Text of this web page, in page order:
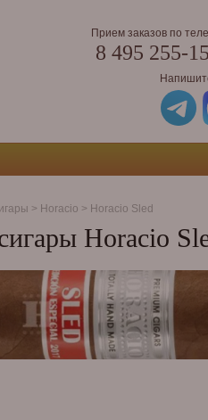
Прием заказов по
8 495 255-
> Horacio > Horacio Sled
Horacio